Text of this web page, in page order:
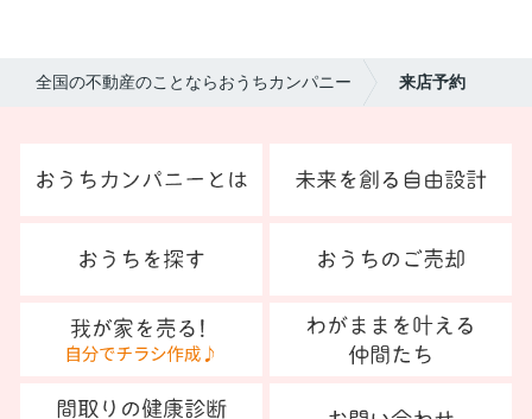
全国の不動産のことならおうちカンパニー 来店予約